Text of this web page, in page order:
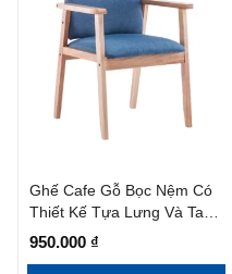
Ghế Cafe Gỗ Bọc Nệm Có
Thiết Kế Tựa Lưng Và Tay
Vịn
950.000 ₫